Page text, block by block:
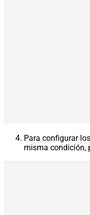
Para configurar
misma condición,